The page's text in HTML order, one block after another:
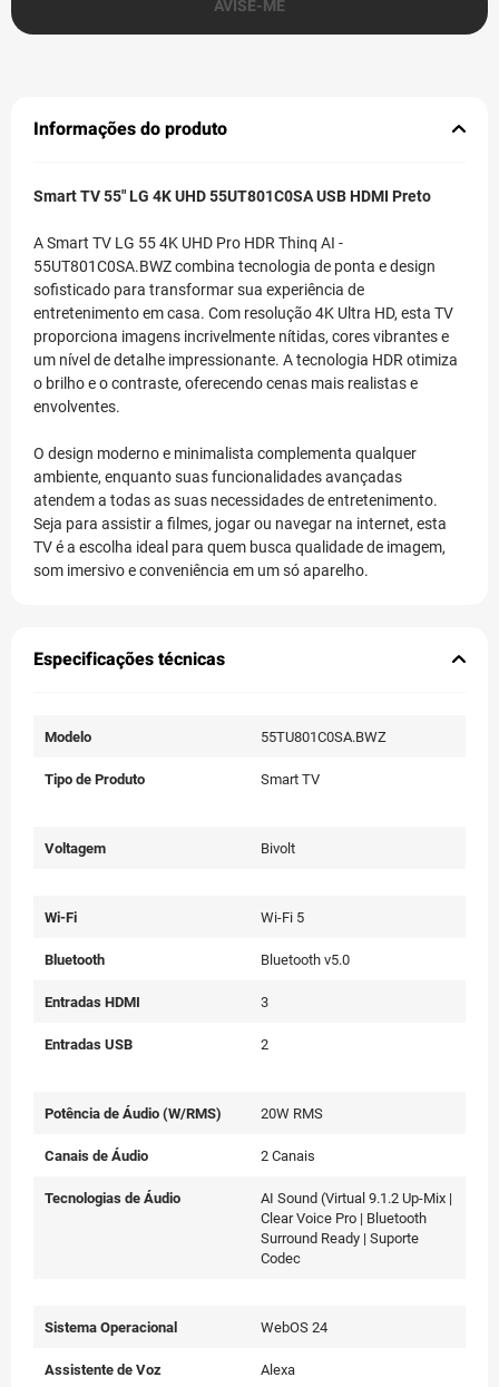
Informações do produto
Smart TV 55" LG 4K UHD 55UT801C0SA USB HDMI Preto
A Smart TV LG 55 4K UHD Pro HDR Thinq AI -
55UT801C0SA.BWZ combina tecnologia de ponta e design
sofisticado para transformar sua experiência de
entretenimento em casa. Com resolução 4K Ultra HD, esta TV
proporciona imagens incrivelmente nítidas, cores vibrantes e
um nível de detalhe impressionante. A tecnologia HDR otimiza
o brilho e o contraste, oferecendo cenas mais realistas e
envolventes.
O design moderno e minimalista complementa qualquer
ambiente, enquanto suas funcionalidades avançadas
atendem a todas as suas necessidades de entretenimento.
Seja para assistir a filmes, jogar ou navegar na internet, esta
TV é a escolha ideal para quem busca qualidade de imagem,
som imersivo e conveniência em um só aparelho.
Especificações técnicas
Modelo 55TU801C0SA.BWZ
Tipo de Produto Smart TV
Voltagem Bivolt
Wi-Fi Wi-Fi 5
Bluetooth Bluetooth v5.0
Entradas HDMI 3
Entradas USB 2
Potência de Áudio (W/RMS) 20W RMS
Canais de Áudio 2 Canais
Tecnologias de Áudio
AI Sound (Virtual 9.1.2 Up-Mix |
Clear Voice Pro | Bluetooth
Surround Ready | Suporte
Codec
Sistema Operacional WebOS 24
Assistente de Voz Alexa